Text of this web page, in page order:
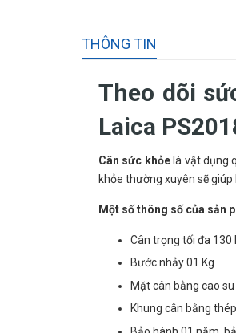
THÔNG TIN
Theo dõi
Laica
Cân sức khỏelà vật dụng
khỏe thường xuyên sẽ
Một số thông số của sản
Cân trọng tối đa 130
Bước nhảy 01 Kg
Mặt cân bằng cao
Khung cân bằng